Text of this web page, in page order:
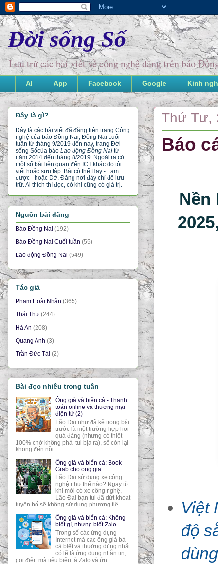
Đời sống Số
Lưu trữ các bài viết về công nghệ đăng trên báo
AI App Facebook Google Kinh
Thứ Tư,
Báo
Nền
Việt
độ
Đây là gì?
Đây là các bài viết đã đăng trên trang Công
nghệ của báo Đồng Nai, Đồng Nai cuối
tuần từ tháng 9/2019 đến nay, trang Đời
sống Sốcủa báo Lao động Đồng Nai từ
năm 2014 đến tháng 8/2019. Ngoài ra có
một số bài liên quan đến ICT khác do tôi
viết hoặc sưu tập. Bài có thể Hay - Tạm
được - hoặc Dở. Đăng nơi đây chỉ để lưu
trữ. Ai thích thì đọc, có khi cũng có giá trị.
Nguồn bài đăng
Báo Đồng Nai (192)
Báo Đồng Nai Cuối tuần (55)
Lao động Đồng Nai (549)
Tác giả
Phạm Hoài Nhân (365)
Thái Thư (244)
Hà An (208)
Quang Anh (3)
Trần Đức Tài (2)
Bài đọc nhiều trong tuần
Ông già và biển cả - Thanh
toán online và thương mại
điện tử (2)
Lão Đại như đã kể trong bài
trước là một trường hợp hơi
quá đáng (nhưng có thiệt
100% chớ không phải tui bịa ra), số còn lại
không đến nỗi ...
Ông già và biển cả: Book
Grab cho ông già
Lão Đại sử dụng xe công
nghệ như thế nào? Ngay từ
khi mới có xe công nghệ,
Lão Đại bạn tui đã dứt khoát
tuyên bố sẽ không sử dụng phương tiệ...
Ông già và biển cả: Không
biết gì, nhưng biết Zalo
Trong số các ứng dụng
Internet mà các ông già bà
cả biết và thường dùng nhất
có lẽ là ứng dụng nhắn tin,
gọi điện mà tiêu biểu là Zalo và ứn...